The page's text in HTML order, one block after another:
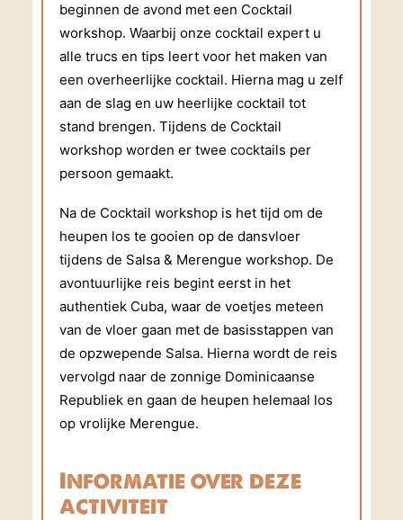
beginnen de avond met een Cocktail
workshop. Waarbij onze cocktail expert u
alle trucs en tips leert voor het maken van
een overheerlijke cocktail. Hierna mag u zelf
aan de slag en uw heerlijke cocktail tot
stand brengen. Tijdens de Cocktail
workshop worden er twee cocktails per
persoon gemaakt.
Na de Cocktail workshop is het tijd om de
heupen los te gooien op de dansvloer
tijdens de Salsa & Merengue workshop. De
avontuurlijke reis begint eerst in het
authentiek Cuba, waar de voetjes meteen
van de vloer gaan met de basisstappen van
de opzwepende Salsa. Hierna wordt de reis
vervolgd naar de zonnige Dominicaanse
Republiek en gaan de heupen helemaal los
op vrolijke Merengue.
Informatie over deze
activiteit